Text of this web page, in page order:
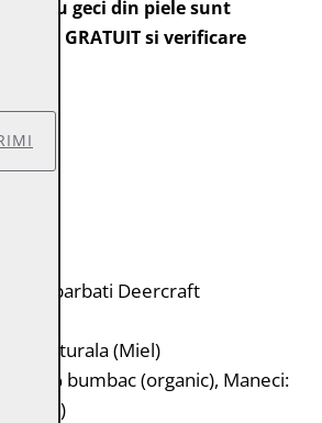
pentru geci din piele sunt
GRATUIT si verificare
barbati Deercraft
naturala (Miel)
100% bumbac (organic), Maneci: